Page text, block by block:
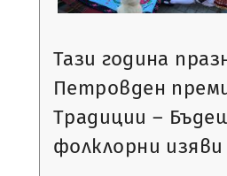
Тази година
Петровден
Традиции –
фолклорни